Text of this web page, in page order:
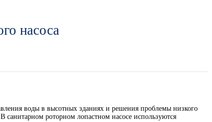
насоса
воды в высотных зданиях и решения проблемы низкого
роторном лопастном насосе используются